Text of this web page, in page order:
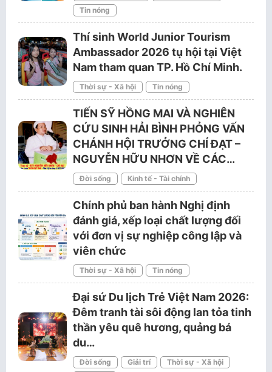
Tin nóng
Thí sinh World Junior Tourism
Ambassador 2026 tụ hội tại Việt
Nam tham quan TP. Hồ Chí Minh.
Thời sự - Xã hội Tin nóng
TIẾN SỸ HỒNG MAI VÀ NGHIÊN
CỨU SINH HẢI BÌNH PHỎNG VẤN
CHÁNH HỘI TRƯỞNG CHÍ ĐẠT –
NGUYỄN HỮU NHƠN VỀ CÁC…
Đời sống Kinh tế - Tài chính
Chính phủ ban hành Nghị định
đánh giá, xếp loại chất lượng đối
với đơn vị sự nghiệp công lập và
viên chức
Thời sự - Xã hội Tin nóng
Đại sứ Du lịch Trẻ Việt Nam 2026:
Đêm tranh tài sôi động lan tỏa tinh
thần yêu quê hương, quảng bá
du…
Đời sống Giải trí
Thời sự - Xã hội